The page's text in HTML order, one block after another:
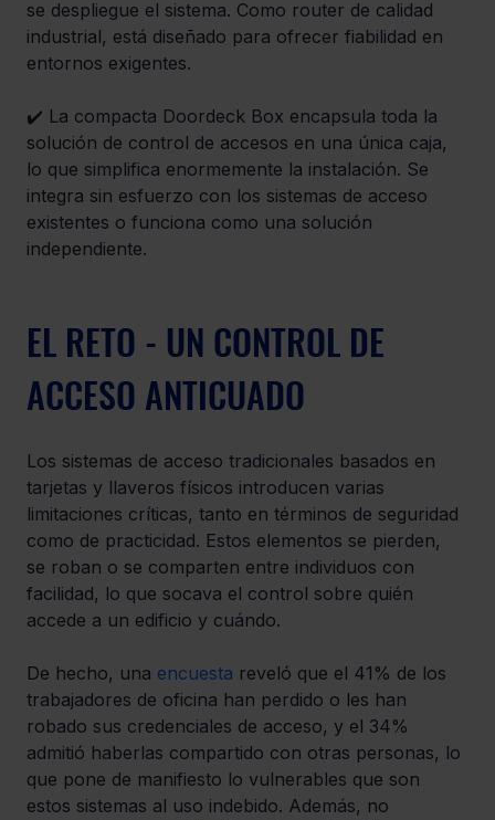
se despliegue el sistema. Como router de calidad
industrial, está diseñado para ofrecer fiabilidad en
entornos exigentes.
✔️ La compacta Doordeck Box encapsula toda la
solución de control de accesos en una única caja,
lo que simplifica enormemente la instalación. Se
integra sin esfuerzo con los sistemas de acceso
existentes o funciona como una solución
independiente.
EL RETO - UN CONTROL DE
ACCESO ANTICUADO
Los sistemas de acceso tradicionales basados en
tarjetas y llaveros físicos introducen varias
limitaciones críticas, tanto en términos de seguridad
como de practicidad. Estos elementos se pierden,
se roban o se comparten entre individuos con
facilidad, lo que socava el control sobre quién
accede a un edificio y cuándo.
De hecho, una encuesta reveló que el 41% de los
trabajadores de oficina han perdido o les han
robado sus credenciales de acceso, y el 34%
admitió haberlas compartido con otras personas, lo
que pone de manifiesto lo vulnerables que son
estos sistemas al uso indebido. Además, no